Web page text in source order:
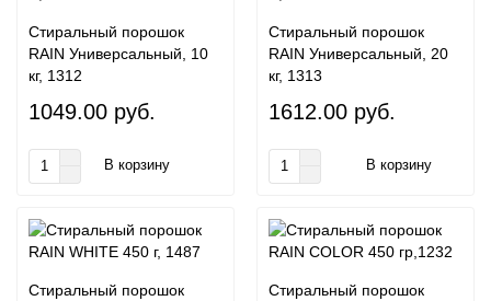
Стиральный порошок
RAIN Универсальный, 10
кг, 1312
1049.00 руб.
В корзину
Стиральный порошок
RAIN Универсальный, 20
кг, 1313
1612.00 руб.
В корзину
Стиральный порошок
Стиральный порошок